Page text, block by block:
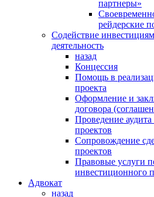
партнеры»
рейдерские
Содействие
деятельность
назад
Концессия
Помощь в
проекта
Оформление и
договора
Проведение
проектов
Сопровождение
проектов
Правовые услуги
инвестиционного
Адвокат
назад